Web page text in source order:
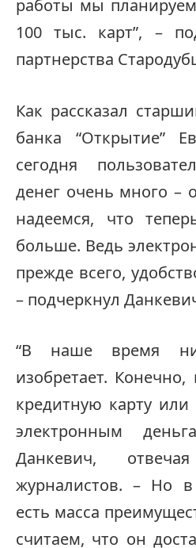
работы мы
100 тыс. карт”, –
партнерства
Как рассказал
банка “Открытие”
сегодня
денег очень много –
надеемся, что
больше. Ведь
прежде всего,
– подчеркнул
“В наше время
изобретает.
кредитную карту
электронным
Данкевич,
журналистов. – Но
есть масса
считаем, что он